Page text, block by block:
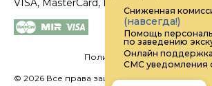
Политика
© 2026 Все права защищены.
Сниженная
(навсегда!)
Помощь
по заведению
Онлайн
СМС уведомления